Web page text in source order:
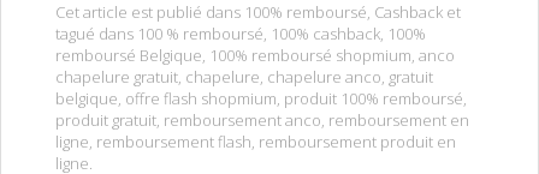
Cet article est publié dans 100% remboursé, Cashback et
tagué dans 100 % remboursé, 100% cashback, 100%
remboursé Belgique, 100% remboursé shopmium, anco
chapelure gratuit, chapelure, chapelure anco, gratuit
belgique, offre flash shopmium, produit 100% remboursé,
produit gratuit, remboursement anco, remboursement en
ligne, remboursement flash, remboursement produit en
ligne.